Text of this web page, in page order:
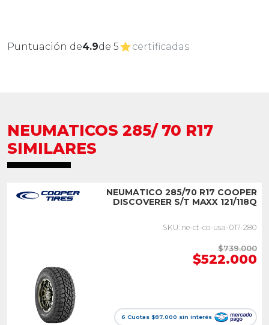
Puntuación de4.9de 5 certificadas
NEUMATICOS 285/ 70 R17
SIMILARES
NEUMATICO 285/70 R17 COOPER
DISCOVERER S/T MAXX 121/118Q
SKU: ne-ct-co-usa-017-280
$739.000
$522.000
6 Cuotas $87.000 sin interés